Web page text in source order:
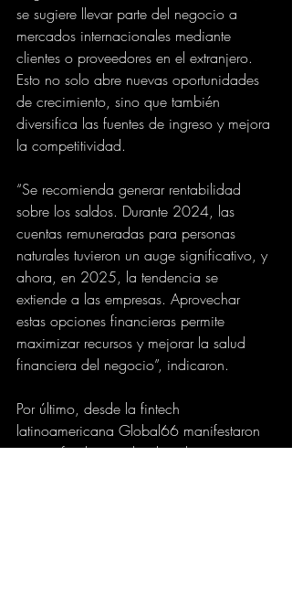
se sugiere llevar parte del negocio a
mercados internacionales mediante
clientes o proveedores en el extranjero.
Esto no solo abre nuevas oportunidades
de crecimiento, sino que también
diversifica las fuentes de ingreso y mejora
la competitividad.
“Se recomienda generar rentabilidad
sobre los saldos. Durante 2024, las
cuentas remuneradas para personas
naturales tuvieron un auge significativo, y
ahora, en 2025, la tendencia se
extiende a las empresas. Aprovechar
estas opciones financieras permite
maximizar recursos y mejorar la salud
financiera del negocio”, indicaron.
Por último, desde la fintech
latinoamericana Global66 manifestaron
que es fundamental reducir los costos